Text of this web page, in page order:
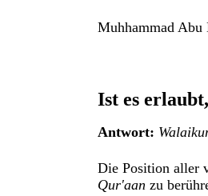
Muhhammad
Ist es
Antwort:
Die Position aller
Qur'aan zu